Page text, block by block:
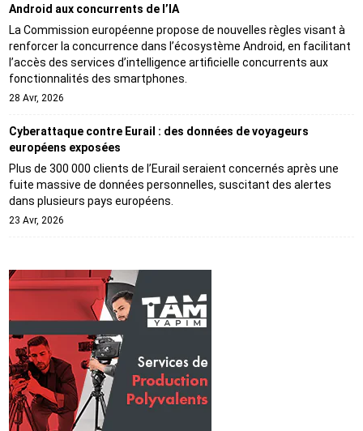
Android aux concurrents de l’IA
La Commission européenne propose de nouvelles règles visant à
renforcer la concurrence dans l’écosystème Android, en facilitant
l’accès des services d’intelligence artificielle concurrents aux
fonctionnalités des smartphones.
28 Avr, 2026
Cyberattaque contre Eurail : des données de voyageurs
européens exposées
Plus de 300 000 clients de l’Eurail seraient concernés après une
fuite massive de données personnelles, suscitant des alertes
dans plusieurs pays européens.
23 Avr, 2026